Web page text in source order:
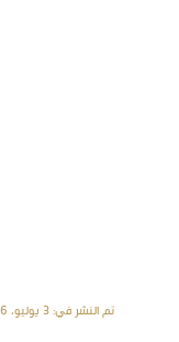
تم النشر في: 3 يوليو، 2026 5:28 م